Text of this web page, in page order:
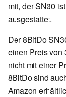
mit, der SN30
ausgestattet.
Der 8BitDo
einen Preis von
nicht mit einer
8BitDo sind
Amazon